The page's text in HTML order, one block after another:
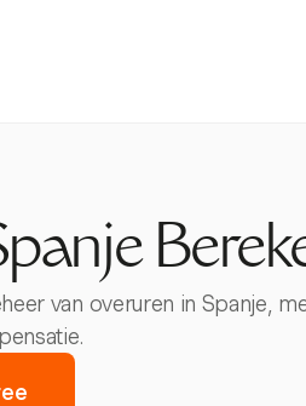
van overuren in Spanje,